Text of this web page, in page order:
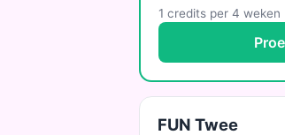
1 credits per 4 weken
FUN Twee